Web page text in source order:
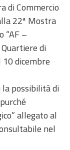
di Commercio
22ª Mostra
“AF –
di
dicembre
possibilità di
allegato al
nel